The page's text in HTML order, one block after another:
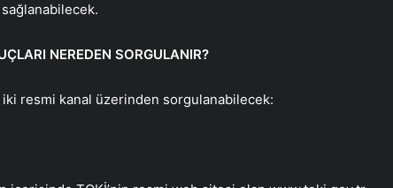
NEREDEN SORGULANIR?
resmi kanal üzerinden sorgulanabilecek: